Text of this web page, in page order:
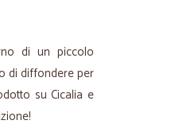
di un piccolo
di diffondere per
su Cicalia e